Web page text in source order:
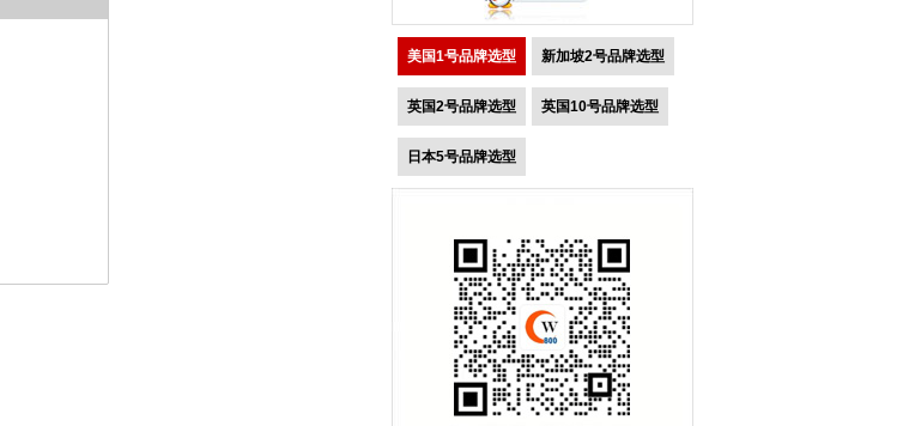
美国1号品牌选型 新加坡2号品牌选型
英国2号品牌选型 英国10号品牌选型
日本5号品牌选型